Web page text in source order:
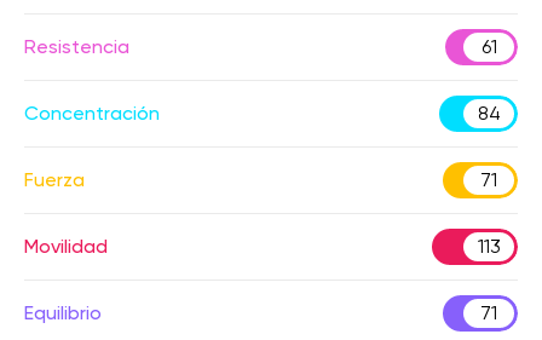
Resistencia 61
Concentración 84
Fuerza 71
Movilidad 113
Equilibrio 71